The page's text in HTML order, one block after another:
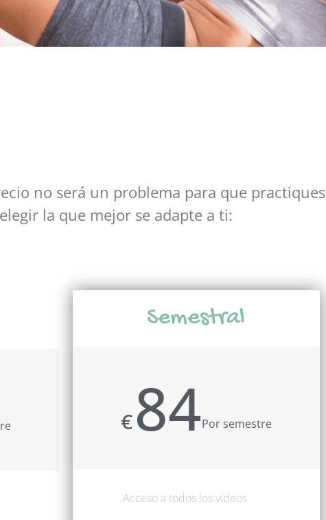
no será un problema para que practiques
la que mejor se adapte a ti:
Semestral
€84Por semestre
Acceso a todos los vídeos